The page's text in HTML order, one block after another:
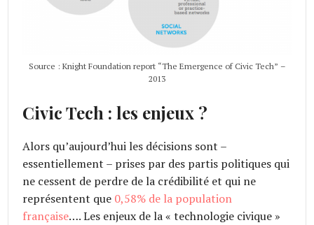
Source : Knight Foundation report “The Emergence of Civic Tech” –
2013
Civic Tech : les enjeux ?
Alors qu’aujourd’hui les décisions sont –
essentiellement – prises par des partis politiques qui
ne cessent de perdre de la crédibilité et qui ne
représentent que 0,58% de la population
française…. Les enjeux de la « technologie civique »